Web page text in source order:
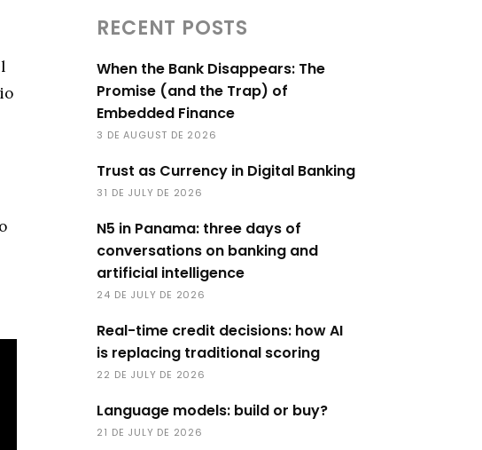
RECENT POSTS
When the Bank Disappears: The
Promise (and the Trap) of
Embedded Finance
3 DE AUGUST DE 2026
Trust as Currency in Digital Banking
31 DE JULY DE 2026
N5 in Panama: three days of
conversations on banking and
artificial intelligence
24 DE JULY DE 2026
Real-time credit decisions: how AI
is replacing traditional scoring
22 DE JULY DE 2026
Language models: build or buy?
21 DE JULY DE 2026